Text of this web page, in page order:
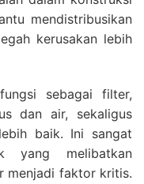
mendistribusikan
kerusakan lebih
sebagai filter,
dan air, sekaligus
baik. Ini sangat
yang melibatkan
menjadi faktor kritis.